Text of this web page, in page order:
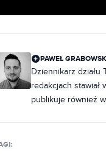
PAWEŁ
Dziennikarz działu
redakcjach stawiał
publikuje również